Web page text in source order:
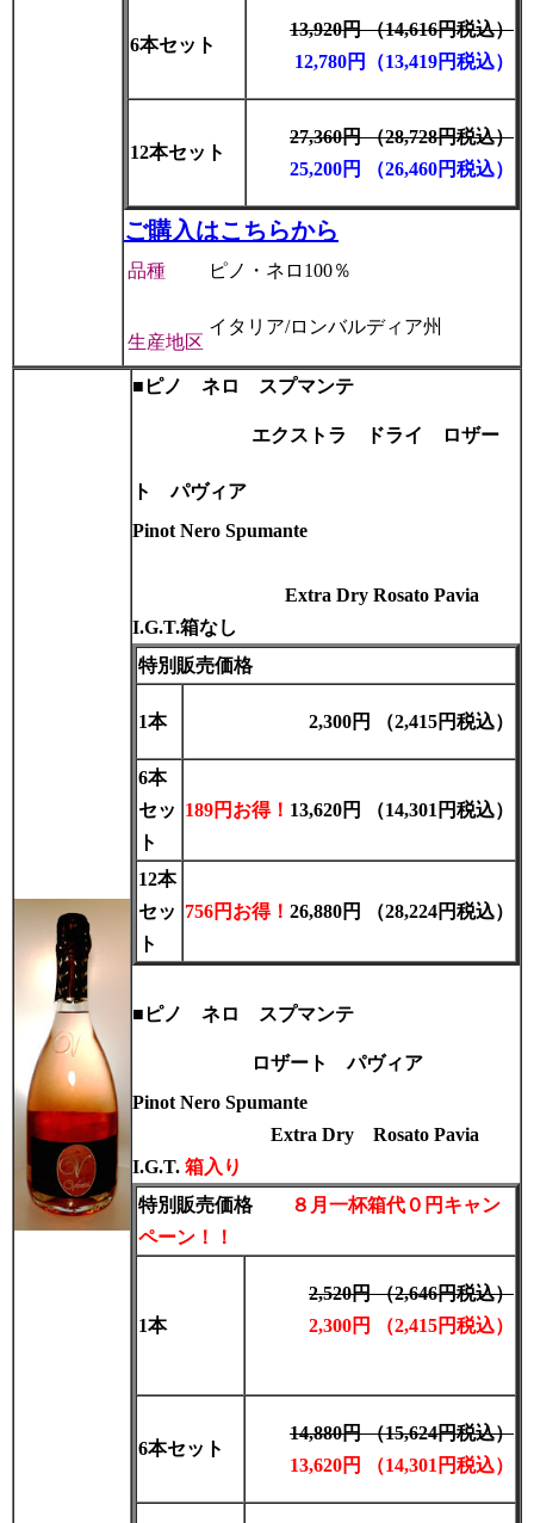
6本セット
13,920円 （14,616円税込）
12,780円（13,419円税込）
12本セット
27,360円 （28,728円税込）
25,200円 （26,460円税込）
ご購入はこちらから
品種 ピノ・ネロ100％
生産地区
イタリア/ロンバルディア州
■ ピノ ネロ スプマンテ
エクストラ ドライ ロザー
トパヴィア
Pinot Nero Spumante
Extra Dry Rosato Pavia
I.G.T.箱なし
特別販売価格
1本 2,300円 （2,415円税込）
6本
セッ
ト
189円お得！ 13,620円 （14,301円税込）
12本
セッ
ト
756円お得！ 26,880円 （28,224円税込）
■ ピノ ネロ スプマンテ
ロザートパヴィア
Pinot Nero Spumante
Extra Dry Rosato Pavia
I.G.T. 箱入り
特別販売価格
８月一杯箱代０円キャン
ペーン！！
1本
2,520円 （2,646円税込）
2,300円 （2,415円税込）
6本セット
14,880円 （15,624円税込）
13,620円 （14,301円税込）